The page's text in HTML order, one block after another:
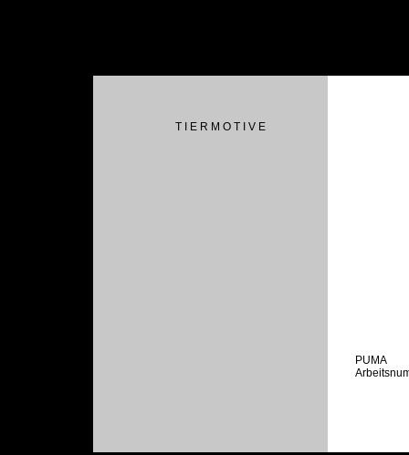
T I E R M O T I V E
PUMA